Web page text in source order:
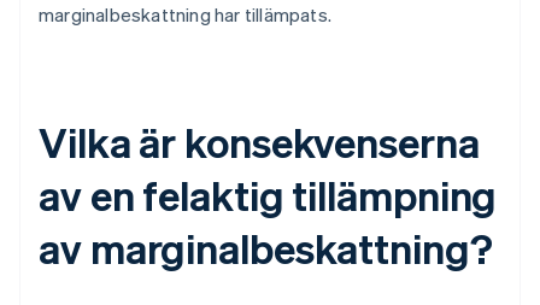
marginalbeskattning har tillämpats.
Vilka är konsekvenserna
av en felaktig tillämpning
av marginalbeskattning?